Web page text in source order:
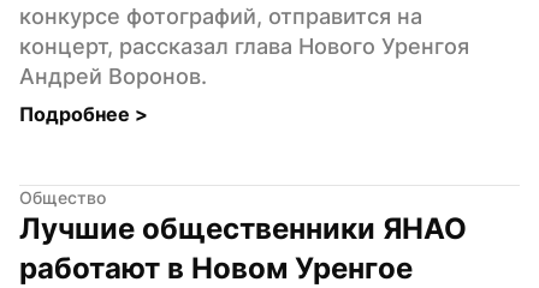
конкурсе фотографий, отправится на
концерт, рассказал глава Нового Уренгоя
Андрей Воронов.
Подробнее >
Общество
Лучшие общественники ЯНАО
работают в Новом Уренгое